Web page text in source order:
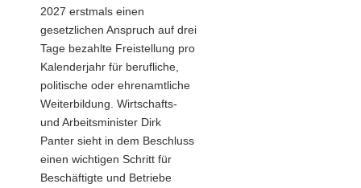
2027 erstmals einen
gesetzlichen Anspruch auf drei
Tage bezahlte Freistellung pro
Kalenderjahr für berufliche,
politische oder ehrenamtliche
Weiterbildung. Wirtschafts-
und Arbeitsminister Dirk
Panter sieht in dem Beschluss
einen wichtigen Schritt für
Beschäftigte und Betriebe